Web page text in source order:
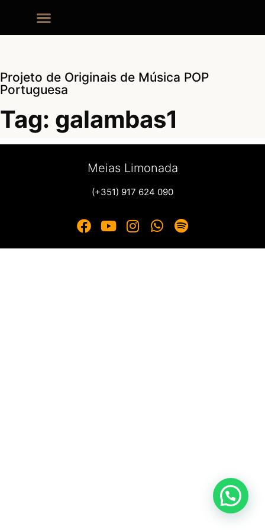
Projeto de Originais de Música POP
Portuguesa
Tag: galambas1
Meias Limonada
(+351) 917 624 090